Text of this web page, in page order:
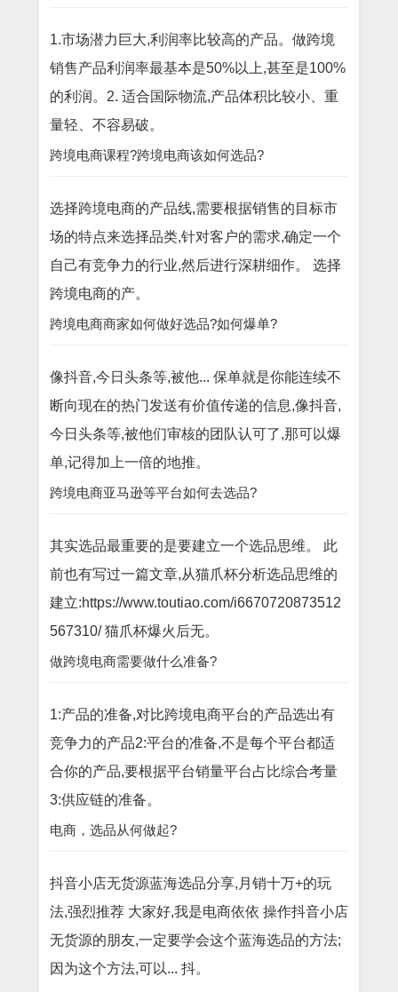
1.市场潜力巨大,利润率比较高的产品。做跨境
销售产品利润率最基本是50%以上,甚至是100%
的利润。2. 适合国际物流,产品体积比较小、重
量轻、不容易破。
跨境电商课程?跨境电商该如何选品?
选择跨境电商的产品线,需要根据销售的目标市
场的特点来选择品类,针对客户的需求,确定一个
自己有竞争力的行业,然后进行深耕细作。 选择
跨境电商的产。
跨境电商商家如何做好选品?如何爆单?
像抖音,今日头条等,被他... 保单就是你能连续不
断向现在的热门发送有价值传递的信息,像抖音,
今日头条等,被他们审核的团队认可了,那可以爆
单,记得加上一倍的地推。
跨境电商亚马逊等平台如何去选品?
其实选品最重要的是要建立一个选品思维。 此
前也有写过一篇文章,从猫爪杯分析选品思维的
建立:https://www.toutiao.com/i6670720873512
567310/ 猫爪杯爆火后无。
做跨境电商需要做什么准备?
1:产品的准备,对比跨境电商平台的产品选出有
竞争力的产品2:平台的准备,不是每个平台都适
合你的产品,要根据平台销量平台占比综合考量
3:供应链的准备。
电商，选品从何做起?
抖音小店无货源蓝海选品分享,月销十万+的玩
法,强烈推荐 大家好,我是电商依依 操作抖音小店
无货源的朋友,一定要学会这个蓝海选品的方法;
因为这个方法,可以... 抖。